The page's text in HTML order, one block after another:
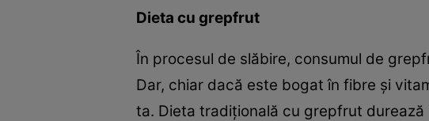
Dieta cu grepfrut
În procesul de slăbire, consumul de
Dar, chiar dacă este bogat în fibre şi
ta. Dieta tradiţională cu grepfrut durează